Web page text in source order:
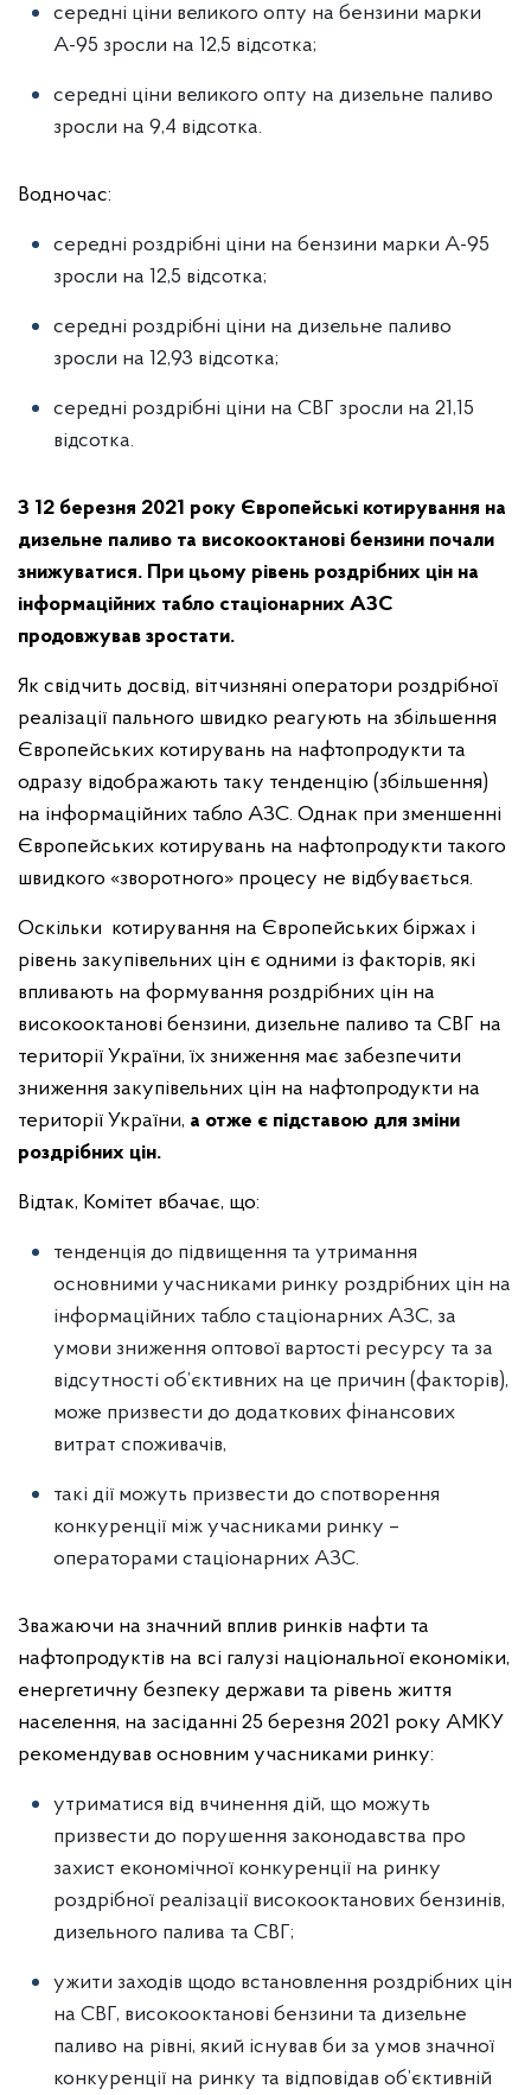
середні ціни великого опту на бензини марки
А-95 зросли на 12,5 відсотка;
середні ціни великого опту на дизельне паливо
зросли на 9,4 відсотка.
Водночас:
середні роздрібні ціни на бензини марки А-95
зросли на 12,5 відсотка;
середні роздрібні ціни на дизельне паливо
зросли на 12,93 відсотка;
середні роздрібні ціни на СВГ зросли на 21,15
відсотка.
З 12 березня 2021 року Європейські котирування на
дизельне паливо та високооктанові бензини почали
знижуватися. При цьому рівень роздрібних цін на
інформаційних табло стаціонарних АЗС
продовжував зростати.
Як свідчить досвід, вітчизняні оператори роздрібної
реалізації пального швидко реагують на збільшення
Європейських котирувань на нафтопродукти та
одразу відображають таку тенденцію (збільшення)
на інформаційних табло АЗС. Однак при зменшенні
Європейських котирувань на нафтопродукти такого
швидкого «зворотного» процесу не відбувається.
Оскільки котирування на Європейських біржах і
рівень закупівельних цін є одними із факторів, які
впливають на формування роздрібних цін на
високооктанові бензини, дизельне паливо та СВГ на
території України, їх зниження має забезпечити
зниження закупівельних цін на нафтопродукти на
території України, а отже є підставою для зміни
роздрібних цін.
Відтак, Комітет вбачає, що:
тенденція до підвищення та утримання
основними учасниками ринку роздрібних цін на
інформаційних табло стаціонарних АЗС, за
умови зниження оптової вартості ресурсу та за
відсутності об’єктивних на це причин (факторів),
може призвести до додаткових фінансових
витрат споживачів,
такі дії можуть призвести до спотворення
конкуренції між учасниками ринку –
операторами стаціонарних АЗС.
Зважаючи на значний вплив ринків нафти та
нафтопродуктів на всі галузі національної економіки,
енергетичну безпеку держави та рівень життя
населення, на засіданні 25 березня 2021 року АМКУ
рекомендував основним учасниками ринку:
утриматися від вчинення дій, що можуть
призвести до порушення законодавства про
захист економічної конкуренції на ринку
роздрібної реалізації високооктанових бензинів,
дизельного палива та СВГ;
ужити заходів щодо встановлення роздрібних цін
на СВГ, високооктанові бензини та дизельне
паливо на рівні, який існував би за умов значної
конкуренції на ринку та відповідав об’єктивній